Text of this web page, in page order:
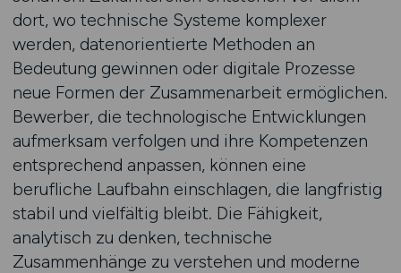
dort, wo technische Systeme komplexer
werden, datenorientierte Methoden an
Bedeutung gewinnen oder digitale Prozesse
neue Formen der Zusammenarbeit ermöglichen.
Bewerber, die technologische Entwicklungen
aufmerksam verfolgen und ihre Kompetenzen
entsprechend anpassen, können eine
berufliche Laufbahn einschlagen, die langfristig
stabil und vielfältig bleibt. Die Fähigkeit,
analytisch zu denken, technische
Zusammenhänge zu verstehen und moderne